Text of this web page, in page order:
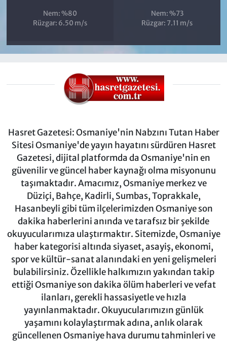
Nem: %80
Rüzgar: 6.50 m/s
Nem: %73
Rüzgar: 7.11 m/s
Hasret Gazetesi: Osmaniye'nin Nabzını Tutan Haber
Sitesi Osmaniye'de yayın hayatını sürdüren Hasret
Gazetesi, dijital platformda da Osmaniye'nin en
güvenilir ve güncel haber kaynağı olma misyonunu
taşımaktadır. Amacımız, Osmaniye merkez ve
Düziçi, Bahçe, Kadirli, Sumbas, Toprakkale,
Hasanbeyli gibi tüm ilçelerimizden Osmaniye son
dakika haberlerini anında ve tarafsız bir şekilde
okuyucularımıza ulaştırmaktır. Sitemizde, Osmaniye
haber kategorisi altında siyaset, asayiş, ekonomi,
spor ve kültür-sanat alanındaki en yeni gelişmeleri
bulabilirsiniz. Özellikle halkımızın yakından takip
ettiği Osmaniye son dakika ölüm haberleri ve vefat
ilanları, gerekli hassasiyetle ve hızla
yayınlanmaktadır. Okuyucularımızın günlük
yaşamını kolaylaştırmak adına, anlık olarak
güncellenen Osmaniye hava durumu tahminleri ve